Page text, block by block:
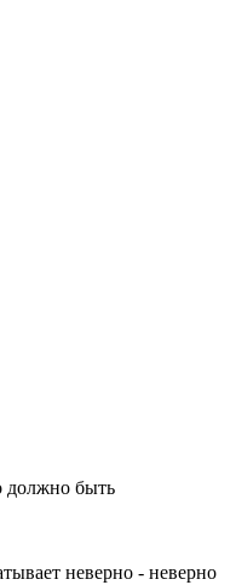
должно быть
неверно - неверно